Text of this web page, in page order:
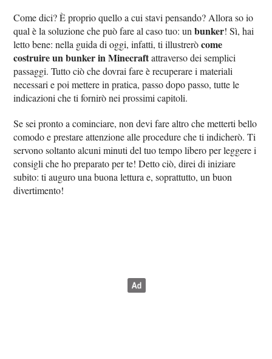
Come dici? È proprio quello a cui stavi pensando? Allora so io
qual è la soluzione che può fare al caso tuo: unbunker! Sì, hai
letto bene: nella guida di oggi, infatti, ti illustreròcome
costruire un bunker in Minecraftattraverso dei semplici
passaggi. Tutto ciò che dovrai fare è recuperare i materiali
necessari e poi mettere in pratica, passo dopo passo, tutte le
indicazioni che ti fornirò nei prossimi capitoli.
Se sei pronto a cominciare, non devi fare altro che metterti bello
comodo e prestare attenzione alle procedure che ti indicherò. Ti
servono soltanto alcuni minuti del tuo tempo libero per leggere i
consigli che ho preparato per te! Detto ciò, direi di iniziare
subito: ti auguro una buona lettura e, soprattutto, un buon
divertimento!